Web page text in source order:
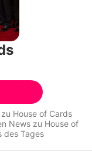
House of Cards
News zu House of
des Tages